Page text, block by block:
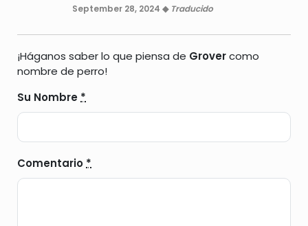
September 28, 2024 ◆ Traducido
¡Háganos saber lo que piensa de Grovercomo
nombre de perro!
Su Nombre *
Comentario *